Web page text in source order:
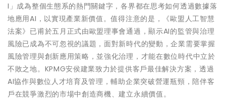
I」成為整個生態系的熱門關鍵字，各界都在思考如何透過數據落
地應用AI，以實現產業新價值。值得注意的是，《歐盟人工智慧
法案》已甫於五月正式由歐盟理事會通過，顯示AI的監管與治理
風險已成為不可忽視的議題，面對新時代的變動，企業需要掌握
風險管理與創新應用策略，並強化治理，才能在數位時代中立於
不敗之地。KPMG安侯建業致力於提供客戶最佳解決方案，透過
AI協作與數位人才培育及管理，輔助企業突破營運瓶頸，陪伴客
戶在競爭激烈的市場中創造商機、建立永續價值。